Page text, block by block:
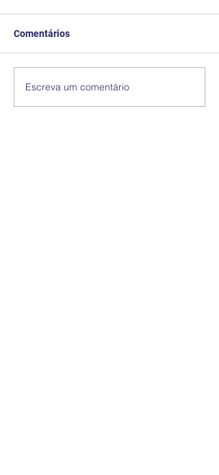
Comentários
Escreva um comentário